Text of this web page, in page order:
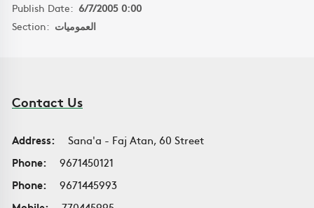
Publish Date: 6/7/2005 0:00
Section: العموميات
Contact Us
Address:
Sana'a - Faj Atan, 60 Street
Phone:
9671450121
Phone:
9671445993